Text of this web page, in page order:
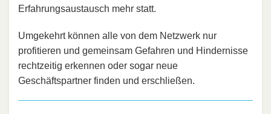
Erfahrungsaustausch mehr statt.
Umgekehrt können alle von dem Netzwerk nur
profitieren und gemeinsam Gefahren und Hindernisse
rechtzeitig erkennen oder sogar neue
Geschäftspartner finden und erschließen.